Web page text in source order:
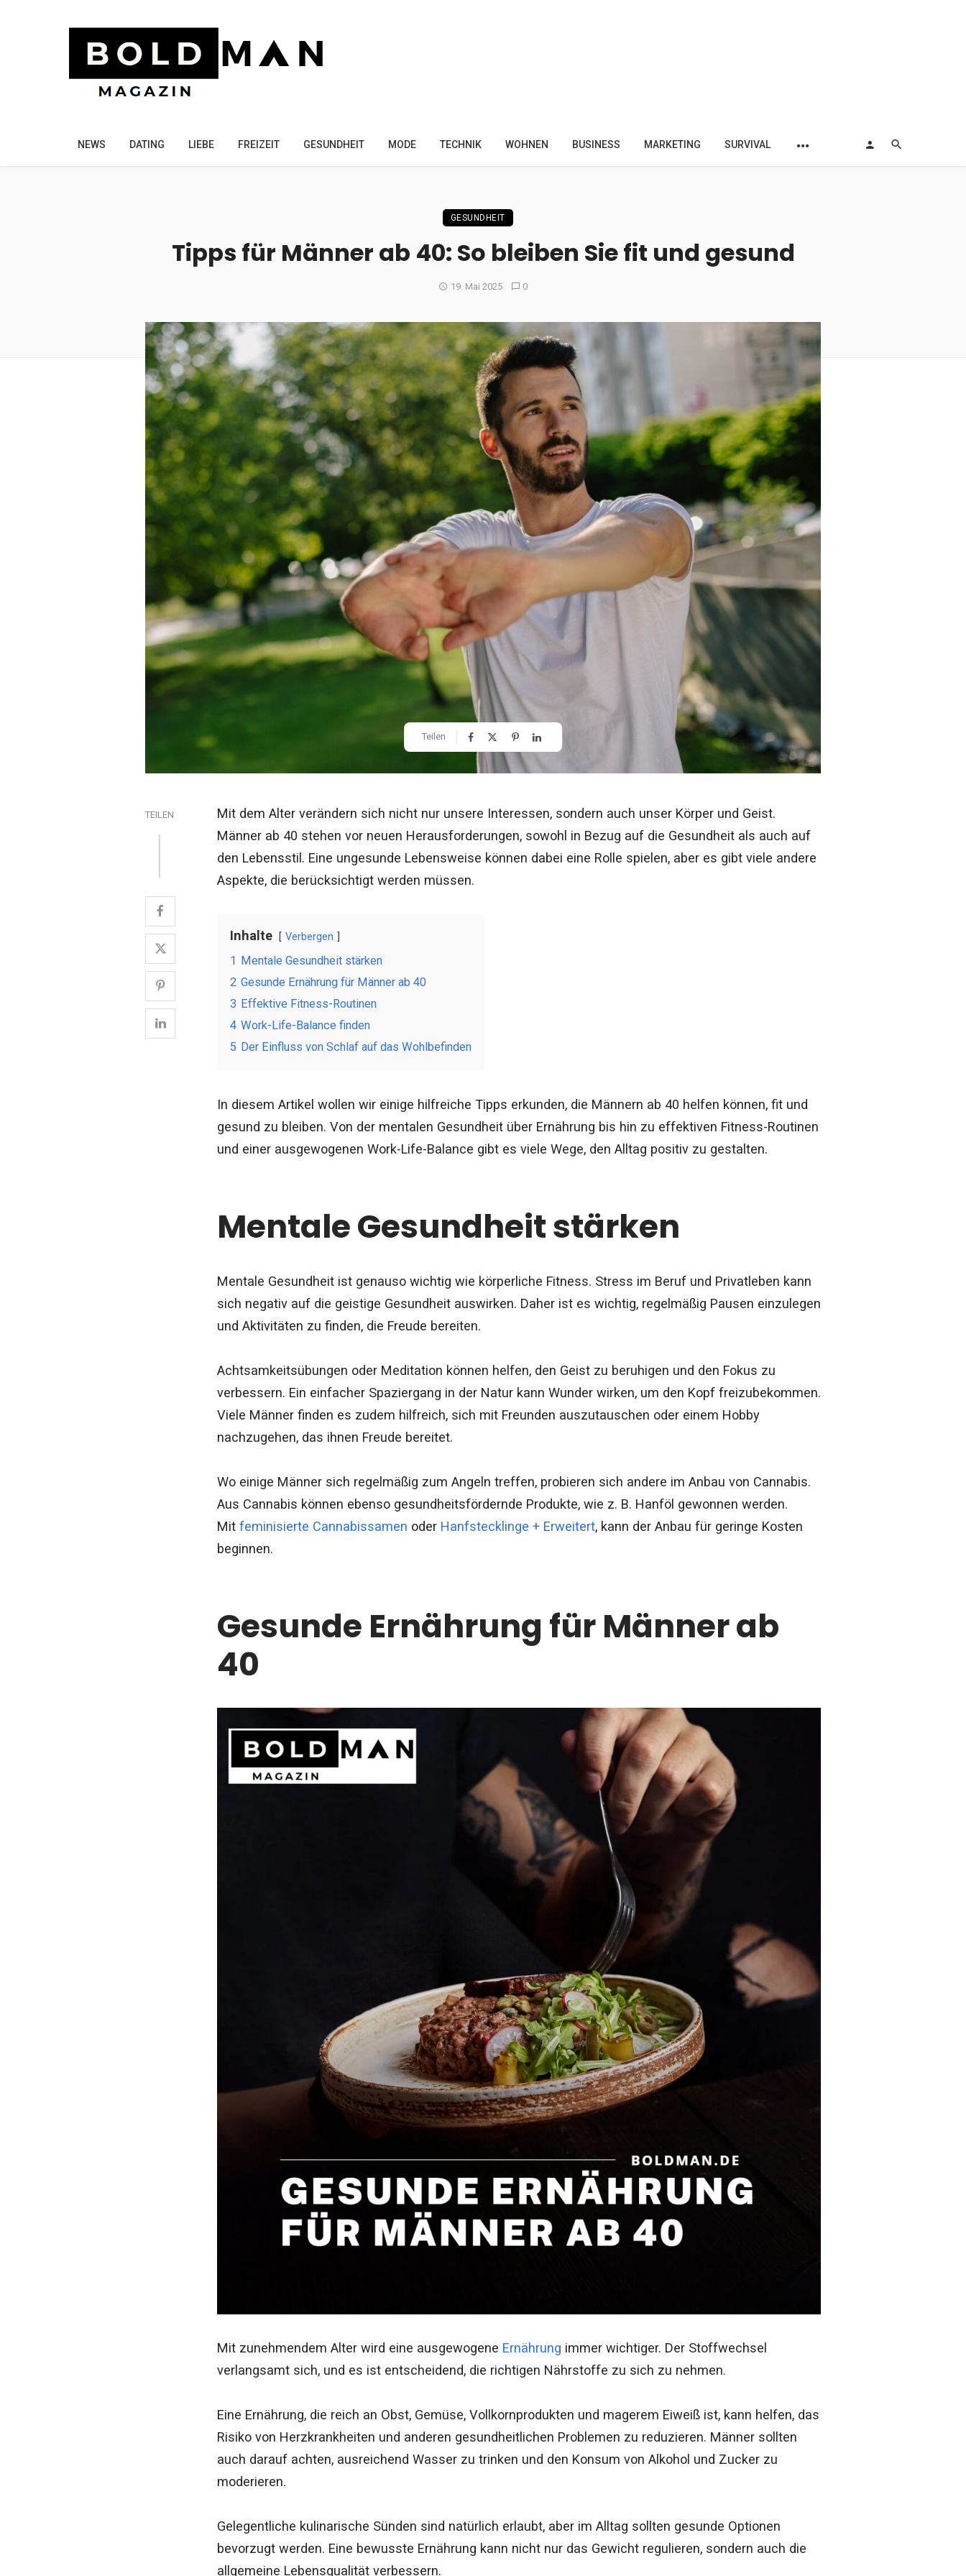
NEWS DATING LIEBE FREIZEIT GESUNDHEIT MODE TECHNIK WOHNEN BUSINESS MARKETING SURVIVAL
GESUNDHEIT
Tipps für Männer ab 40: So bleiben Sie fit und gesund
19. Mai 2025 0
Teilen
TEILEN
Mit dem Alter verändern sich nicht nur unsere Interessen, sondern auch unser Körper und Geist.
Männer ab 40 stehen vor neuen Herausforderungen, sowohl in Bezug auf die Gesundheit als auch auf
den Lebensstil. Eine ungesunde Lebensweise können dabei eine Rolle spielen, aber es gibt viele andere
Aspekte, die berücksichtigt werden müssen.
Inhalte Verbergen
1 Mentale Gesundheit stärken
2 Gesunde Ernährung für Männer ab 40
3 Effektive Fitness-Routinen
4 Work-Life-Balance finden
5 Der Einfluss von Schlaf auf das Wohlbefinden
In diesem Artikel wollen wir einige hilfreiche Tipps erkunden, die Männern ab 40 helfen können, fit und
gesund zu bleiben. Von der mentalen Gesundheit über Ernährung bis hin zu effektiven Fitness-Routinen
und einer ausgewogenen Work-Life-Balance gibt es viele Wege, den Alltag positiv zu gestalten.
Mentale Gesundheit stärken
Mentale Gesundheit ist genauso wichtig wie körperliche Fitness. Stress im Beruf und Privatleben kann
sich negativ auf die geistige Gesundheit auswirken. Daher ist es wichtig, regelmäßig Pausen einzulegen
und Aktivitäten zu finden, die Freude bereiten.
Achtsamkeitsübungen oder Meditation können helfen, den Geist zu beruhigen und den Fokus zu
verbessern. Ein einfacher Spaziergang in der Natur kann Wunder wirken, um den Kopf freizubekommen.
Viele Männer finden es zudem hilfreich, sich mit Freunden auszutauschen oder einem Hobby
nachzugehen, das ihnen Freude bereitet.
Wo einige Männer sich regelmäßig zum Angeln treffen, probieren sich andere im Anbau von Cannabis.
Aus Cannabis können ebenso gesundheitsfördernde Produkte, wie z. B. Hanföl gewonnen werden.
Mit feminisierte Cannabissamen oder Hanfstecklinge + Erweitert, kann der Anbau für geringe Kosten
beginnen.
Gesunde Ernährung für Männer ab
40
Mit zunehmendem Alter wird eine ausgewogene Ernährung immer wichtiger. Der Stoffwechsel
verlangsamt sich, und es ist entscheidend, die richtigen Nährstoffe zu sich zu nehmen.
Eine Ernährung, die reich an Obst, Gemüse, Vollkornprodukten und magerem Eiweiß ist, kann helfen, das
Risiko von Herzkrankheiten und anderen gesundheitlichen Problemen zu reduzieren. Männer sollten
auch darauf achten, ausreichend Wasser zu trinken und den Konsum von Alkohol und Zucker zu
moderieren.
Gelegentliche kulinarische Sünden sind natürlich erlaubt, aber im Alltag sollten gesunde Optionen
bevorzugt werden. Eine bewusste Ernährung kann nicht nur das Gewicht regulieren, sondern auch die
allgemeine Lebensqualität verbessern.